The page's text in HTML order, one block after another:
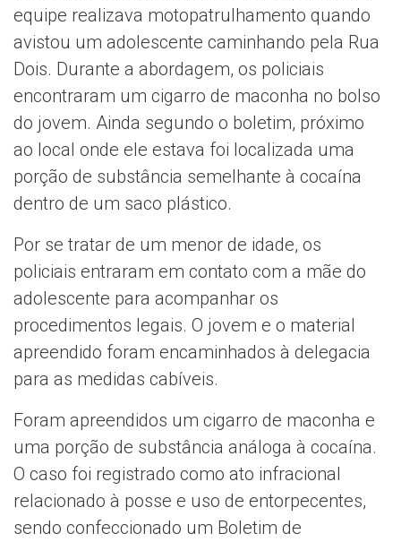
equipe realizava motopatrulhamento quando
avistou um adolescente caminhando pela Rua
Dois. Durante a abordagem, os policiais
encontraram um cigarro de maconha no bolso
do jovem. Ainda segundo o boletim, próximo
ao local onde ele estava foi localizada uma
porção de substância semelhante à cocaína
dentro de um saco plástico.
Por se tratar de um menor de idade, os
policiais entraram em contato com a mãe do
adolescente para acompanhar os
procedimentos legais. O jovem e o material
apreendido foram encaminhados à delegacia
para as medidas cabíveis.
Foram apreendidos um cigarro de maconha e
uma porção de substância análoga à cocaína.
O caso foi registrado como ato infracional
relacionado à posse e uso de entorpecentes,
sendo confeccionado um Boletim de